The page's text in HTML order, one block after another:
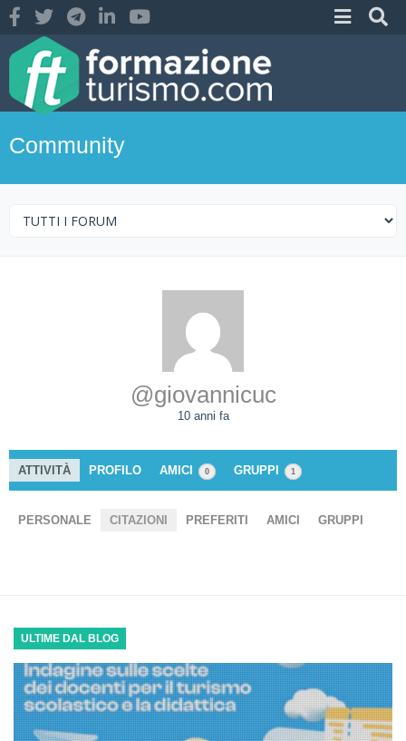
Community
@giovannicuc
10 anni fa
ATTIVITÀ PROFILO AMICI 0 GRUPPI 1
PERSONALE CITAZIONI PREFERITI AMICI GRUPPI
ULTIME DAL BLOG